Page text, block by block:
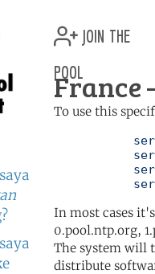
join the
pool
France
To use this
In most cases
0.pool.ntp.org,
The system will
distribute